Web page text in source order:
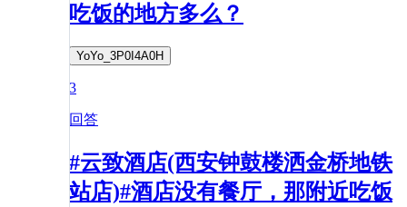
吃饭的地方多么？
YoYo_3P0I4A0H
3
回答
#云致酒店(西安钟鼓楼洒金桥地铁
站店)#酒店没有餐厅，那附近吃饭